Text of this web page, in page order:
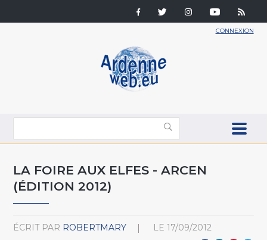
CONNEXION
LA FOIRE AUX ELFES - ARCEN
(ÉDITION 2012)
ÉCRIT PAR ROBERTMARY LE 17/09/2012